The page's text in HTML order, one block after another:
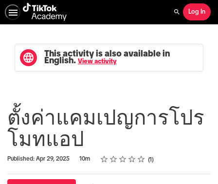
Search
Log In
This activity is also available in
English. View activity
ตั้งค่าแคมเปญการโปร
โมทแอป
Published: Apr 29, 2025
Duration 10m Rating
1 star
2 stars
3 stars
4 stars
5 stars
Average rating: 5.0 1
1 review